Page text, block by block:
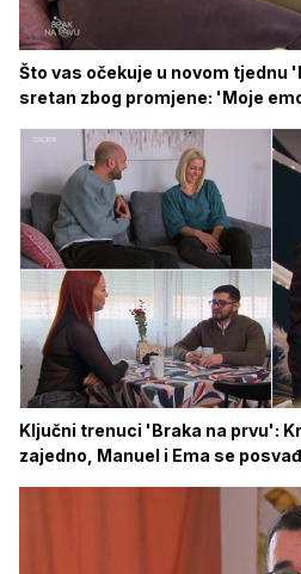
Što vas očekuje u novom tjednu
sretan zbog promjene: 'Moje
Ključni trenuci 'Braka na prvu':
zajedno, Manuel i Ema se